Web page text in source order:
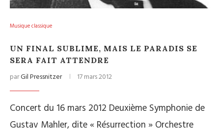
Musique classique
UN FINAL SUBLIME, MAIS LE PARADIS SE
SERA FAIT ATTENDRE
parGil Pressnitzer 17 mars 2012
Concert du 16 mars 2012 Deuxième Symphonie de
Gustav Mahler, dite « Résurrection » Orchestre